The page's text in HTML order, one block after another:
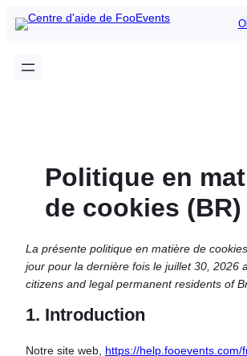
au
Politique en
de cookies (BR)
La présente politique en matière de
jour pour la dernière fois le juillet 30, 2026
citizens and legal permanent residents of
1. Introduction
Notre site web, https://help.fooevents.com/